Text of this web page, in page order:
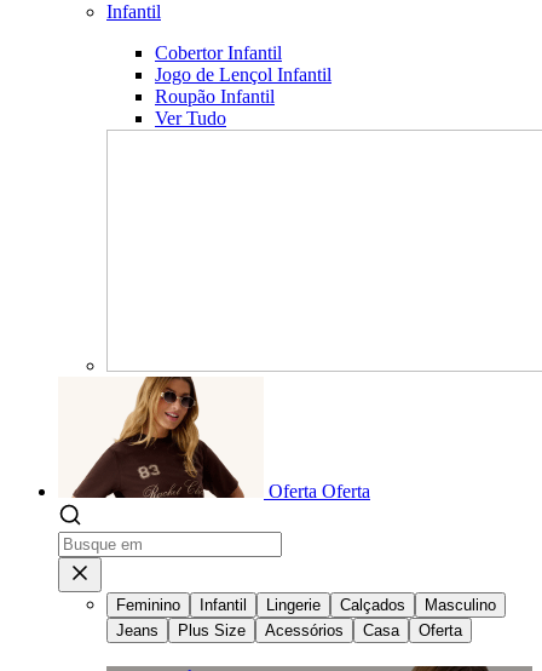
Infantil
Cobertor Infantil
Jogo de Lençol Infantil
Roupão Infantil
Ver Tudo
Oferta Oferta
Feminino Infantil Lingerie Calçados
Masculino
Jeans
Plus Size Acessórios Casa Oferta